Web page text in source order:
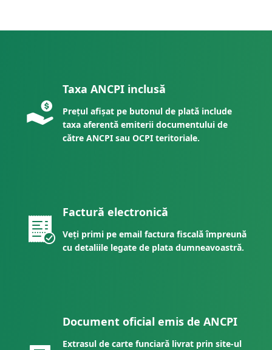
Taxa ANCPI inclusă
Prețul afișat pe butonul de plată include
taxa aferentă emiterii documentului de
către ANCPI sau OCPI teritoriale.
Factură electronică
Veți primi pe email factura fiscală împreună
cu detaliile legate de plata dumneavoastră.
Document oficial emis de ANCPI
Extrasul de carte funciară livrat prin site-ul